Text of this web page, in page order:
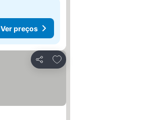
Ver preços
Partilhar
Adicionar aos favoritos